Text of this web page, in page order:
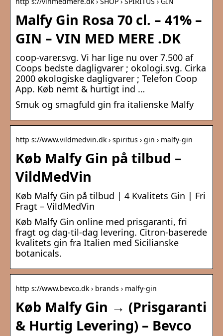
Malfy Gin Rosa 70 cl. – 41% –
GIN – VIN MED MERE .DK
coop-varer.svg. Vi har lige nu over 7.500 af
Coops bedste dagligvarer ; okologi.svg. Cirka
2000 økologiske dagligvarer ; Telefon Coop
App. Køb nemt & hurtigt ind …
Smuk og smagfuld gin fra italienske Malfy
http s://www.vildmedvin.dk › spiritus › gin › malfy-gin
Køb Malfy Gin på tilbud –
VildMedVin
Køb Malfy Gin på tilbud | 4 Kvalitets Gin | Fri
Fragt – VildMedVin
Køb Malfy Gin online med prisgaranti, fri
fragt og dag-til-dag levering. Citron-baserede
kvalitets gin fra Italien med Sicilianske
botanicals.
http s://www.bevco.dk › brands › malfy-gin
Køb Malfy Gin → (Prisgaranti
& Hurtig Levering) – Bevco